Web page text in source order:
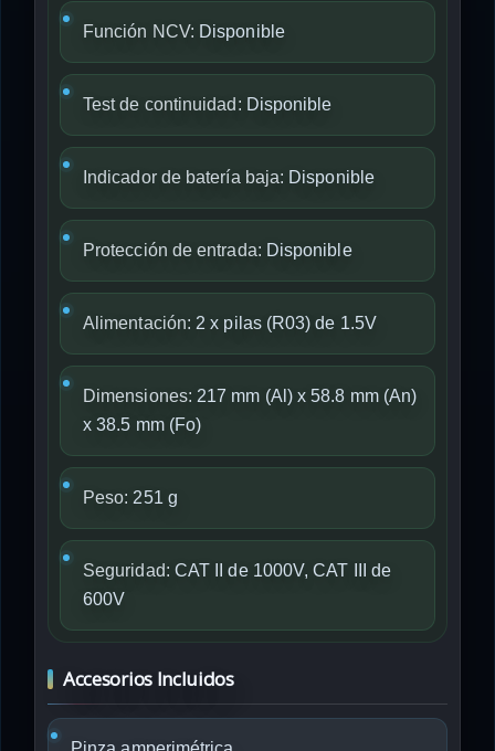
Función NCV: Disponible
Test de continuidad: Disponible
Indicador de batería baja: Disponible
Protección de entrada: Disponible
Alimentación: 2 x pilas (R03) de 1.5V
Dimensiones: 217 mm (Al) x 58.8 mm (An)
x 38.5 mm (Fo)
Peso: 251 g
Seguridad: CAT II de 1000V, CAT III de
600V
Accesorios Incluidos